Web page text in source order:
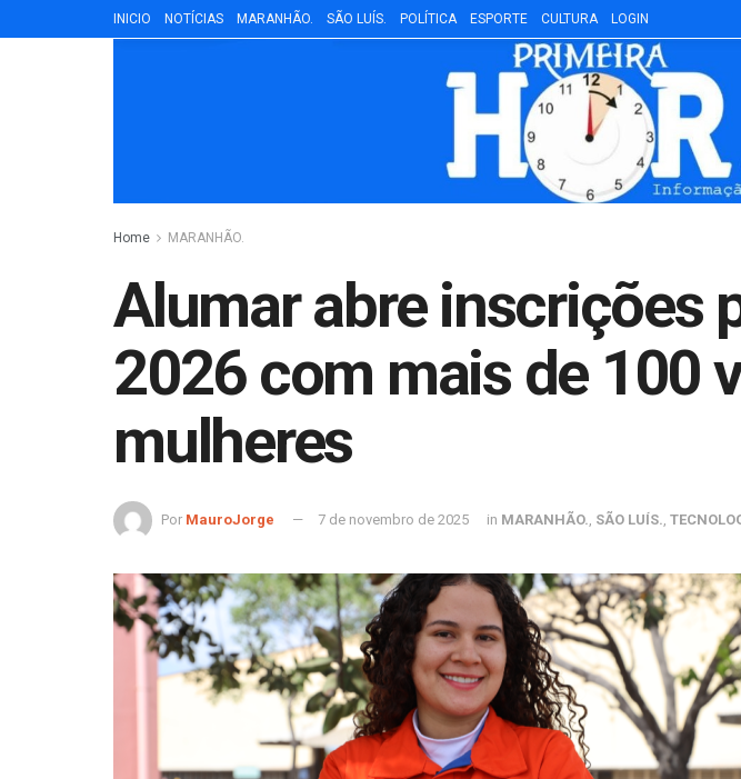
INICIO NOTÍCIAS MARANHÃO. SÃO LUÍS. POLÍTICA ESPORTE CULTURA LOGIN
Home MARANHÃO.
Alumar abre inscrições
2026 com mais de 100
mulheres
Por MauroJorge 7 de novembro de 2025 in MARANHÃO. SÃO LUÍS.